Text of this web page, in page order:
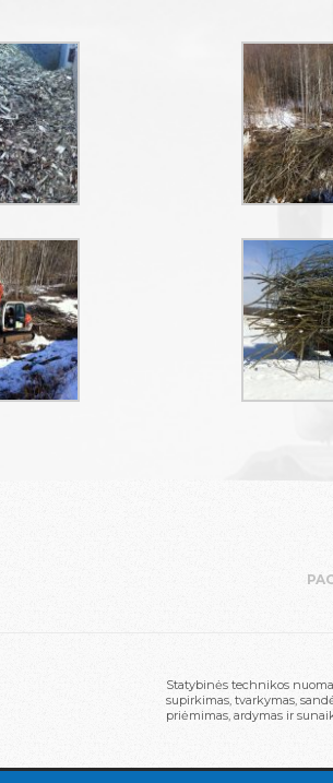
Statybinės technikos
supirkimas, tvarkymas,
priėmimas, ardymas ir